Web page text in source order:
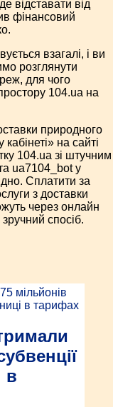
відставати від
фінансовий
взагалі, і ви
розглянути
для чого
104.ua на
природного
на сайті
104.ua зі штучним
ua7104_bot у
Сплатити за
з доставки
через онлайн
спосіб.
в